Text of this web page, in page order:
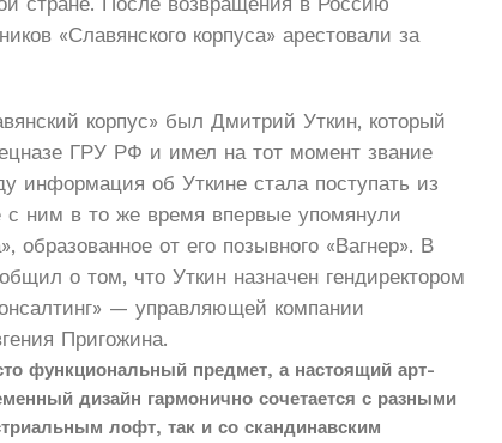
«Славянского корпуса» арестовали за
корпус» был Дмитрий Уткин, который
ГРУ РФ и имел на тот момент звание
информация об Уткине стала поступать из
ним в то же время впервые упомянули
образованное от его позывного «Вагнер». В
о том, что Уткин назначен гендиректором
— управляющей компании
Пригожина.
функциональный предмет, а настоящий арт-
дизайн гармонично сочетается с разными
лофт, так и со скандинавским